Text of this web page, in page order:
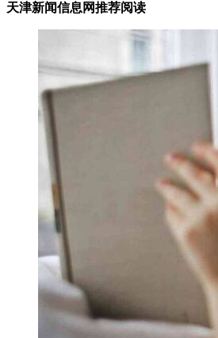
天津新闻信息网推荐阅读